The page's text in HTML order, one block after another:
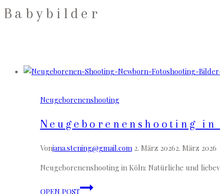
Babybilder
Neugeborenenshooting
Neugeborenenshooting
Vonjana.stening@gmail.com 2. März 20262. März 2026
Neugeborenenshooting in Köln: Natürliche und
OPEN POST
Neugeborenenshooting